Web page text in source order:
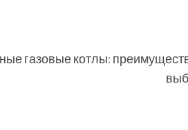
газовые котлы: